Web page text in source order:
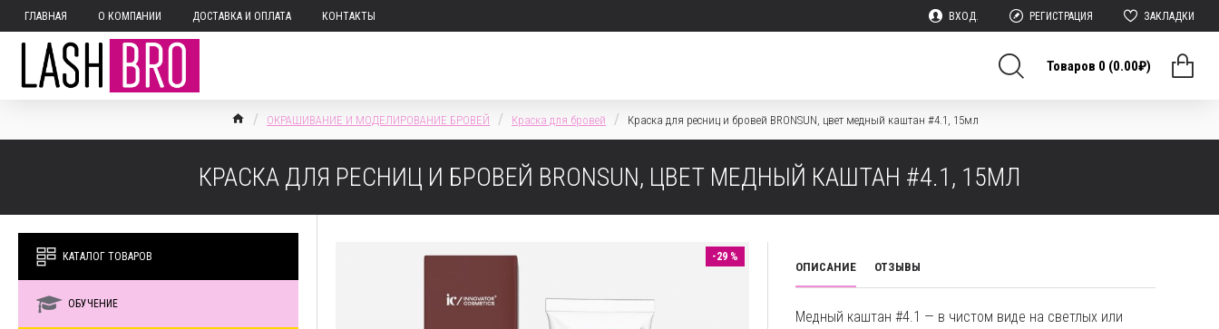
ГЛАВНАЯ О КОМПАНИИ ДОСТАВКА И ОПЛАТА КОНТАКТЫ ВХОД. РЕГИСТРАЦИЯ ЗАКЛАДКИ
Товаров 0 (0.00₽)
ОКРАШИВАНИЕ И МОДЕЛИРОВАНИЕ БРОВЕЙ Краска для бровей Краска для ресниц и бровей BRONSUN, цвет медный каштан #4.1, 15мл
КРАСКА ДЛЯ РЕСНИЦ И БРОВЕЙ BRONSUN, ЦВЕТ МЕДНЫЙ КАШТАН #4.1, 15МЛ
КАТАЛОГ ТОВАРОВ
ОБУЧЕНИЕ
-29 %
ОПИСАНИЕ ОТЗЫВЫ
Медный каштан #4.1 — в чистом виде на светлых или